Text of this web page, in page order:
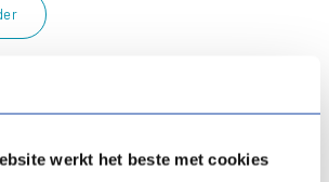
werkt het beste met cookies